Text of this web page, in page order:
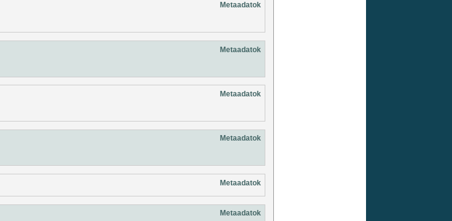
Metaadatok
Metaadatok
Metaadatok
Metaadatok
Metaadatok
Metaadatok